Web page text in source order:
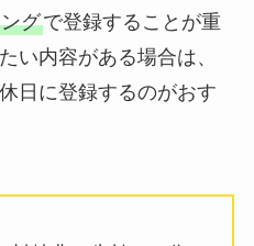
グで登録することが重
い内容がある場合は、
日に登録するのがおす